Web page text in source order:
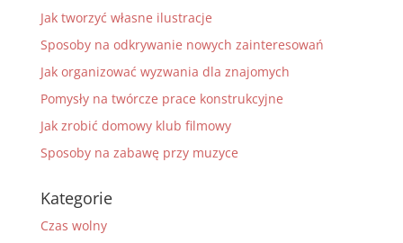
Jak tworzyć własne ilustracje
Sposoby na odkrywanie nowych zainteresowań
Jak organizować wyzwania dla znajomych
Pomysły na twórcze prace konstrukcyjne
Jak zrobić domowy klub filmowy
Sposoby na zabawę przy muzyce
Kategorie
Czas wolny